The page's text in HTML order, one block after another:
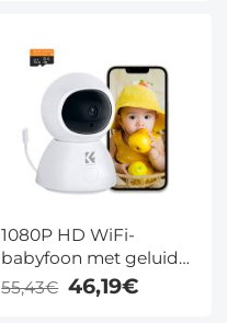
Dronecamera's – HD
Optisch Glas met
Multi-Coating
1080P HD WiFi-
babyfoon met geluids-
en bewegingsdetectie,
55,43€ 46,19€